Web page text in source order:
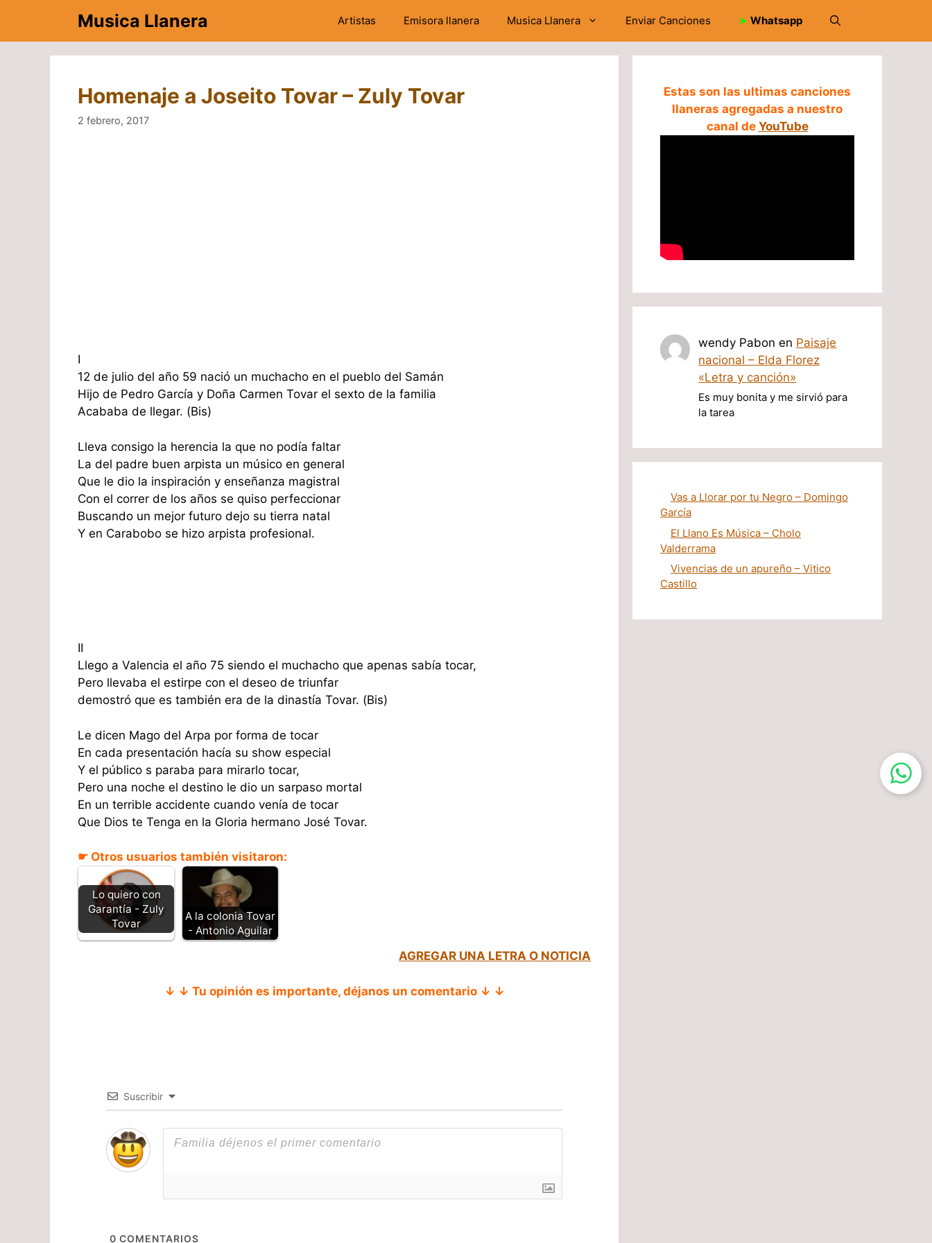
contenido
Musica Llanera Artistas Emisora llanera Musica Llanera Enviar Canciones ➤ Whatsapp
Homenaje a Joseito Tovar – Zuly Tovar
2 febrero, 2017
I
12 de julio del año 59 nació un muchacho en el pueblo del Samán
Hijo de Pedro García y Doña Carmen Tovar el sexto de la familia
Acababa de llegar. (Bis)
Lleva consigo la herencia la que no podía faltar
La del padre buen arpista un músico en general
Que le dio la inspiración y enseñanza magistral
Con el correr de los años se quiso perfeccionar
Buscando un mejor futuro dejo su tierra natal
Y en Carabobo se hizo arpista profesional.
II
Llego a Valencia el año 75 siendo el muchacho que apenas sabía tocar,
Pero llevaba el estirpe con el deseo de triunfar
demostró que es también era de la dinastía Tovar. (Bis)
Le dicen Mago del Arpa por forma de tocar
En cada presentación hacía su show especial
Y el público s paraba para mirarlo tocar,
Pero una noche el destino le dio un sarpaso mortal
En un terrible accidente cuando venía de tocar
Que Dios te Tenga en la Gloria hermano José Tovar.
☛ Otros usuarios también visitaron:
Lo quiero con
Garantía - Zuly
Tovar
A la colonia Tovar
- Antonio Aguilar
AGREGAR UNA LETRA O NOTICIA
↓ ↓ Tu opinión es importante, déjanos un comentario ↓ ↓
Suscribir
0 COMENTARIOS
Estas son las ultimas canciones
llaneras agregadas a nuestro
canal de YouTube
wendy Pabon en Paisaje
nacional – Elda Florez
«Letra y canción»
Es muy bonita y me sirvió para
la tarea
Vas a Llorar por tu Negro – Domingo
García
El Llano Es Música – Cholo
Valderrama
Vivencias de un apureño – Vitico
Castillo